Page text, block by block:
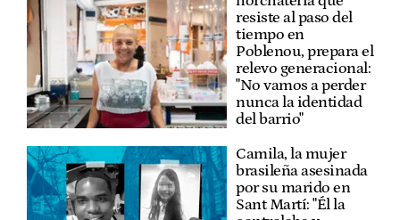
resiste al paso del
tiempo en
Poblenou, prepara el
relevo generacional:
"No vamos a perder
nunca la identidad
del barrio"
Camila, la mujer
brasileña asesinada
por su marido en
Sant Martí: "Él la